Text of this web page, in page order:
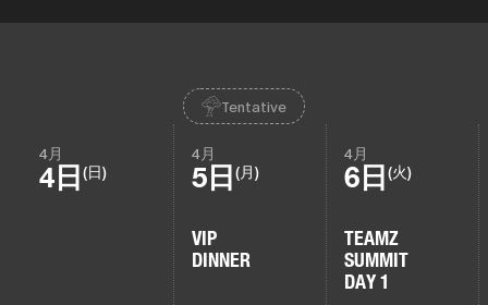
Tentative
4月
4日 (日)
4月
5日 (月)
VIP
DINNER
4月
6日 (火)
TEAMZ
SUMMIT
DAY 1